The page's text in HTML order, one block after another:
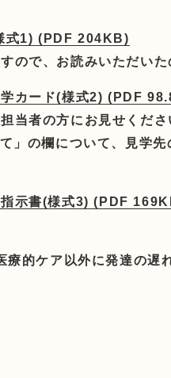
式1) (PDF 204KB)
ので、お読みいただい
学カード(様式2) (PDF
当者の方にお見せくださ
」の欄について、見学
指示書(様式3) (PDF
療的ケア以外に発達の遅